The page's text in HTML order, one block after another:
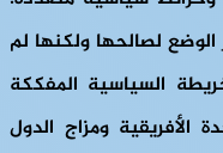
لصالحها ولكنها لم
السياسية المفككة
الأفريقية ومزاج الدول